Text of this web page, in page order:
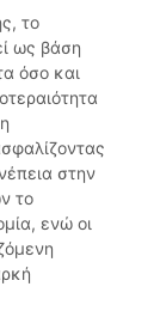
το
ως βάση
όσο και
στην
το
ενώ οι